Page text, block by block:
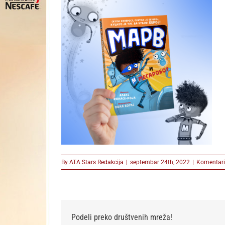
By ATA Stars Redakcija | septembar 24th, 2022 |
Podeli preko društvenih mreža!